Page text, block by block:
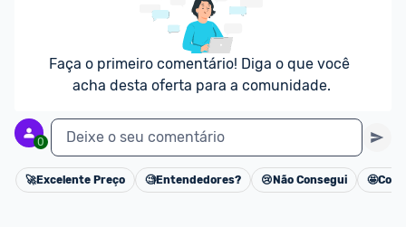
Faça o primeiro comentário! Diga o que você
acha desta oferta para a comunidade.
0 Deixe o seu comentário
Cancelar
🚀Excelente Preço 🧐Entendedores? 😢 Não Consegui 🤩